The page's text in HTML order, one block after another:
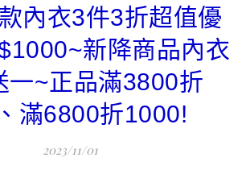
內衣3件3折超值優
新降商品內衣
一~正品滿3800折
滿6800折1000!
2023/11/01